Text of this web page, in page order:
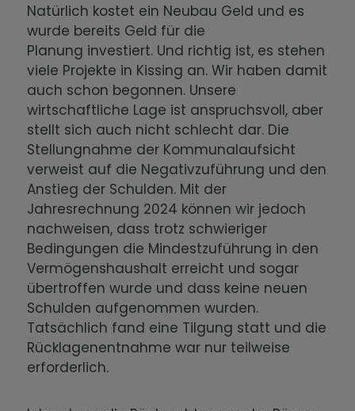
Natürlich kostet ein Neubau Geld und es
wurde bereits Geld für die
Planung investiert. Und richtig ist, es stehen
viele Projekte in Kissing an. Wir haben damit
auch schon begonnen. Unsere
wirtschaftliche Lage ist anspruchsvoll, aber
stellt sich auch nicht schlecht dar. Die
Stellungnahme der Kommunalaufsicht
verweist auf die Negativzuführung und den
Anstieg der Schulden. Mit der
Jahresrechnung 2024 können wir jedoch
nachweisen, dass trotz schwieriger
Bedingungen die Mindestzuführung in den
Vermögenshaushalt erreicht und sogar
übertroffen wurde und dass keine neuen
Schulden aufgenommen wurden.
Tatsächlich fand eine Tilgung statt und die
Rücklagenentnahme war nur teilweise
erforderlich.